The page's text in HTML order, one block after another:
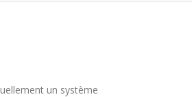
un système